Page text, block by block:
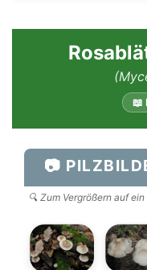
📖
📷
🔍 Zum Vergrößern auf